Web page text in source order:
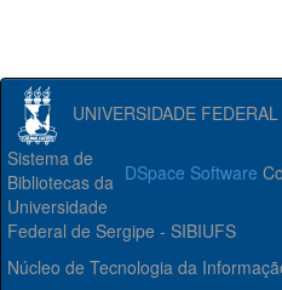
UNIVERSIDADE
DSpace Software
Sistema de
Bibliotecas da
Universidade
Federal de Sergipe - SIBIUFS
Núcleo de Tecnologia da